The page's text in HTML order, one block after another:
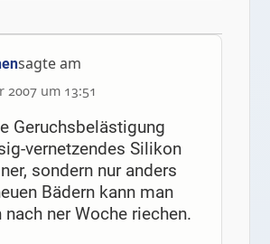
sagte am
2007 um 13:51
Geruchsbelästigung
vernetzendes Silikon
sondern nur anders
Bädern kann man
nach ner Woche riechen.